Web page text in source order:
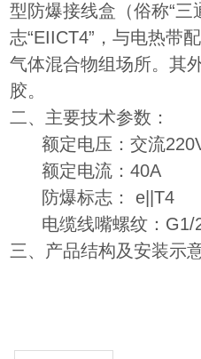
型防爆接线盒（俗称“三
志“EIICT4”，与电热带
气体混合物组场所。其
胶。
二、主要技术参数：
额定电压：交流
额定电流：40A
防爆标志： e||T4
电缆线嘴螺纹：G1/
三、产品结构及安装示